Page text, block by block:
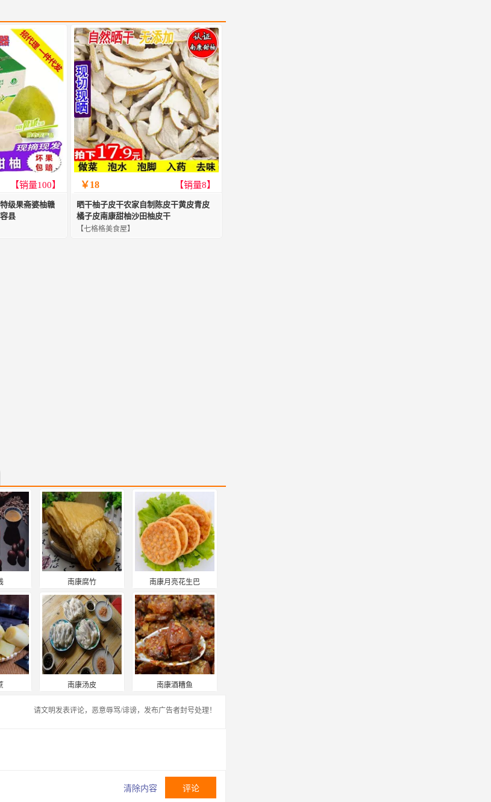
【销量100】
级果斋婆柚赣
县
￥18 【销量8】
晒干柚子皮干农家自制陈皮干黄皮青皮
橘子皮南康甜柚沙田柚皮干
【七格格美食屋】
南康腐竹 南康月亮花生巴
南康汤皮 南康酒糟鱼
请文明发表评论，恶意辱骂/诽谤，发布广告者封号处理！
清除内容